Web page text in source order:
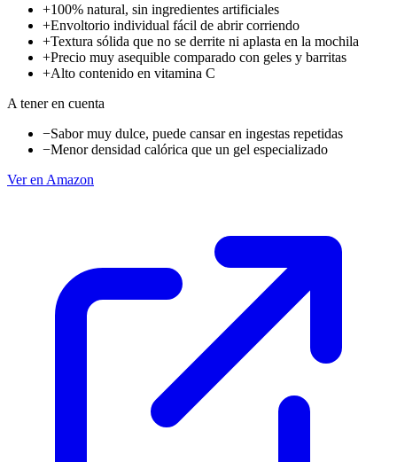
+100% natural, sin ingredientes artificiales
+Envoltorio individual fácil de abrir corriendo
+Textura sólida que no se derrite ni aplasta en la mochila
+Precio muy asequible comparado con geles y barritas
+Alto contenido en vitamina C
A tener en cuenta
−Sabor muy dulce, puede cansar en ingestas repetidas
−Menor densidad calórica que un gel especializado
Ver en Amazon